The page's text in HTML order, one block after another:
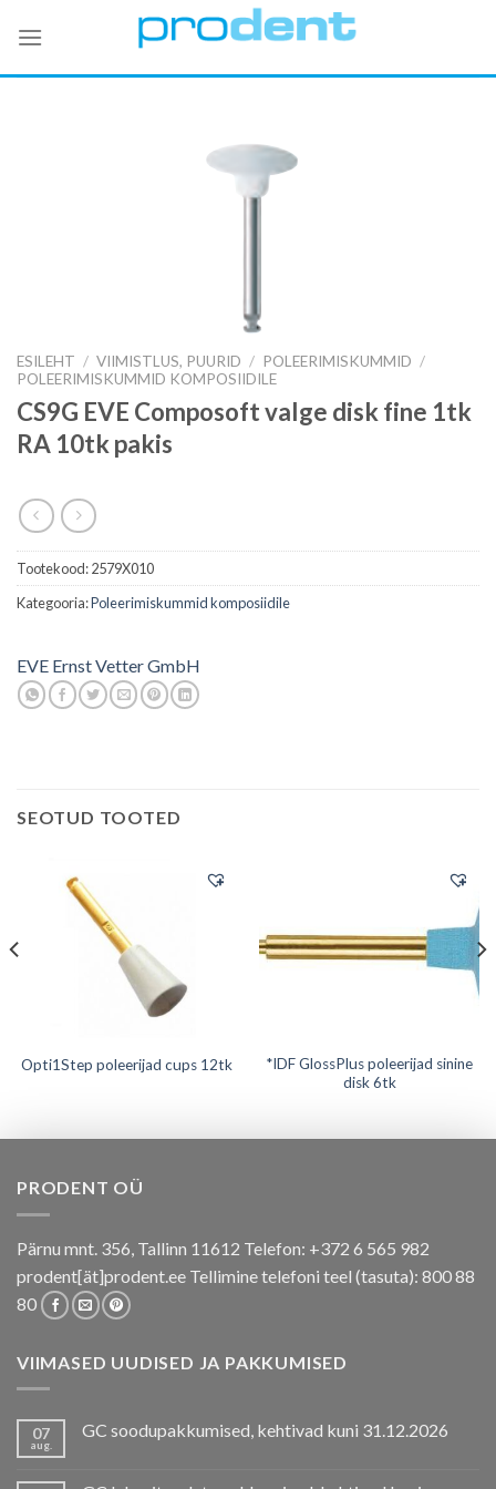
ESILEHT / VIIMISTLUS, PUURID / POLEERIMISKUMMID /
POLEERIMISKUMMID KOMPOSIIDILE
CS9G EVE Composoft valge disk fine 1tk
RA 10tk pakis
Tootekood:2579X010
Kategooria:Poleerimiskummid komposiidile
EVE Ernst Vetter GmbH
SEOTUD TOOTED
Opti1Step poleerijad cups 12tk
*IDF GlossPlus poleerijad sinine
disk 6tk
PRODENT OÜ
Pärnu mnt. 356, Tallinn 11612 Telefon: +372 6 565 982
prodent[ät]prodent.ee Tellimine telefoni teel (tasuta): 800 88
80
VIIMASED UUDISED JA PAKKUMISED
07
aug.
GC soodupakkumised, kehtivad kuni 31.12.2026